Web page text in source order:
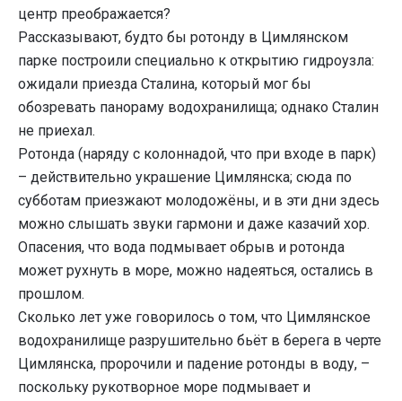
центр преображается?
Рассказывают, будто бы ротонду в Цимлянском
парке построили специально к открытию гидроузла:
ожидали приезда Сталина, который мог бы
обозревать панораму водохранилища; однако Сталин
не приехал.
Ротонда (наряду с колоннадой, что при входе в парк)
– действительно украшение Цимлянска; сюда по
субботам приезжают молодожёны, и в эти дни здесь
можно слышать звуки гармони и даже казачий хор.
Опасения, что вода подмывает обрыв и ротонда
может рухнуть в море, можно надеяться, остались в
прошлом.
Сколько лет уже говорилось о том, что Цимлянское
водохранилище разрушительно бьёт в берега в черте
Цимлянска, пророчили и падение ротонды в воду, –
поскольку рукотворное море подмывает и